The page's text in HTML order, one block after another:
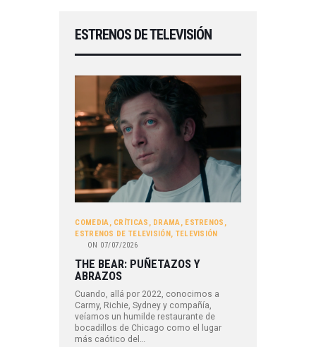
ESTRENOS DE TELEVISIÓN
COMEDIA, CRÍTICAS , DRAMA, ESTRENOS ,
ESTRENOS DE TELEVISIÓN, TELEVISIÓN
ON 07/07/2026
THE BEAR: PUÑETAZOS Y
ABRAZOS
Cuando, allá por 2022, conocimos a
Carmy, Richie, Sydney y compañía,
veíamos un humilde restaurante de
bocadillos de Chicago como el lugar
más caótico del…